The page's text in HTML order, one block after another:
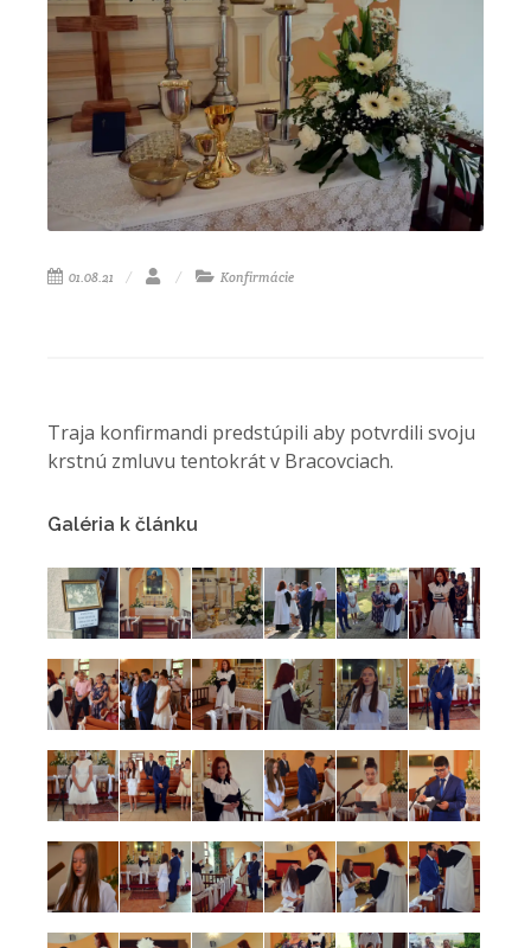
01.08.21 Konfirmácie
Traja konfirmandi predstúpili aby potvrdili svoju
krstnú zmluvu tentokrát v Bracovciach.
Galéria k článku